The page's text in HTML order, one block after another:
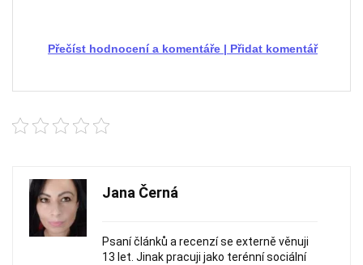
Přidat komentář
|
Přečíst hodnocení a komentáře
Jana Černá
Psaní článků a recenzí se externě věnuji
13 let. Jinak pracuji jako terénní sociální